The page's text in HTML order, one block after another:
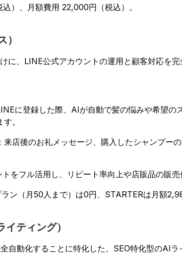
）、月額費用 22,000円（税込）。
に、LINE公式アカウントの運用と顧客対応を
に登録した際、AIが自動で髪の悩みや希望
。
：来店後のお礼メッセージ、購入したシャンプー
トをフル活用し、リピート率向上や店販品の販売
ラン（月50人まで）は0円、STARTERは月額
ティング）
自動化することに特化した、SEO特化型のAIラ